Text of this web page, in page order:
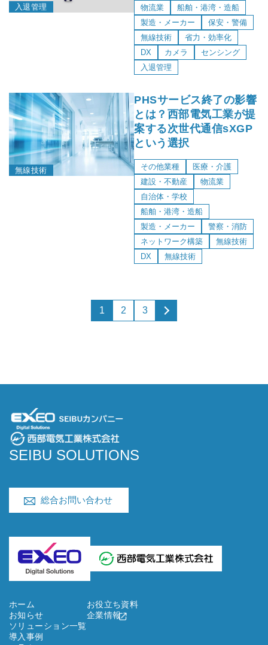
入退管理
物流業
船舶・港湾・造船
製造・メーカー
保安・警備
無線技術
省力・効率化
DX
カメラ
センシング
入退管理
無線技術
PHSサービス終了の影響
とは？西部電気工業が提
案する次世代通信sXGP
という選択
その他業種
医療・介護
建設・不動産
物流業
自治体・学校
船舶・港湾・造船
製造・メーカー
警察・消防
ネットワーク構築
無線技術
DX
無線技術
1 2 3
SEIBU SOLUTIONS
総合お問い合わせ
ホーム
お知らせ
ソリューション一覧
導入事例
お役立ち資料
企業情報